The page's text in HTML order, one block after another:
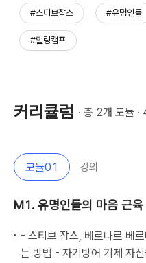
#스티브잡스 #유명인들
#힐링캠프
커리큘럼 · 총 2개 모듈 ·
모듈01 강의
M1. 유명인들의 마음 근육
- 스티브 잡스, 베르나르 베
는 방법 - 자기방어 기제 자